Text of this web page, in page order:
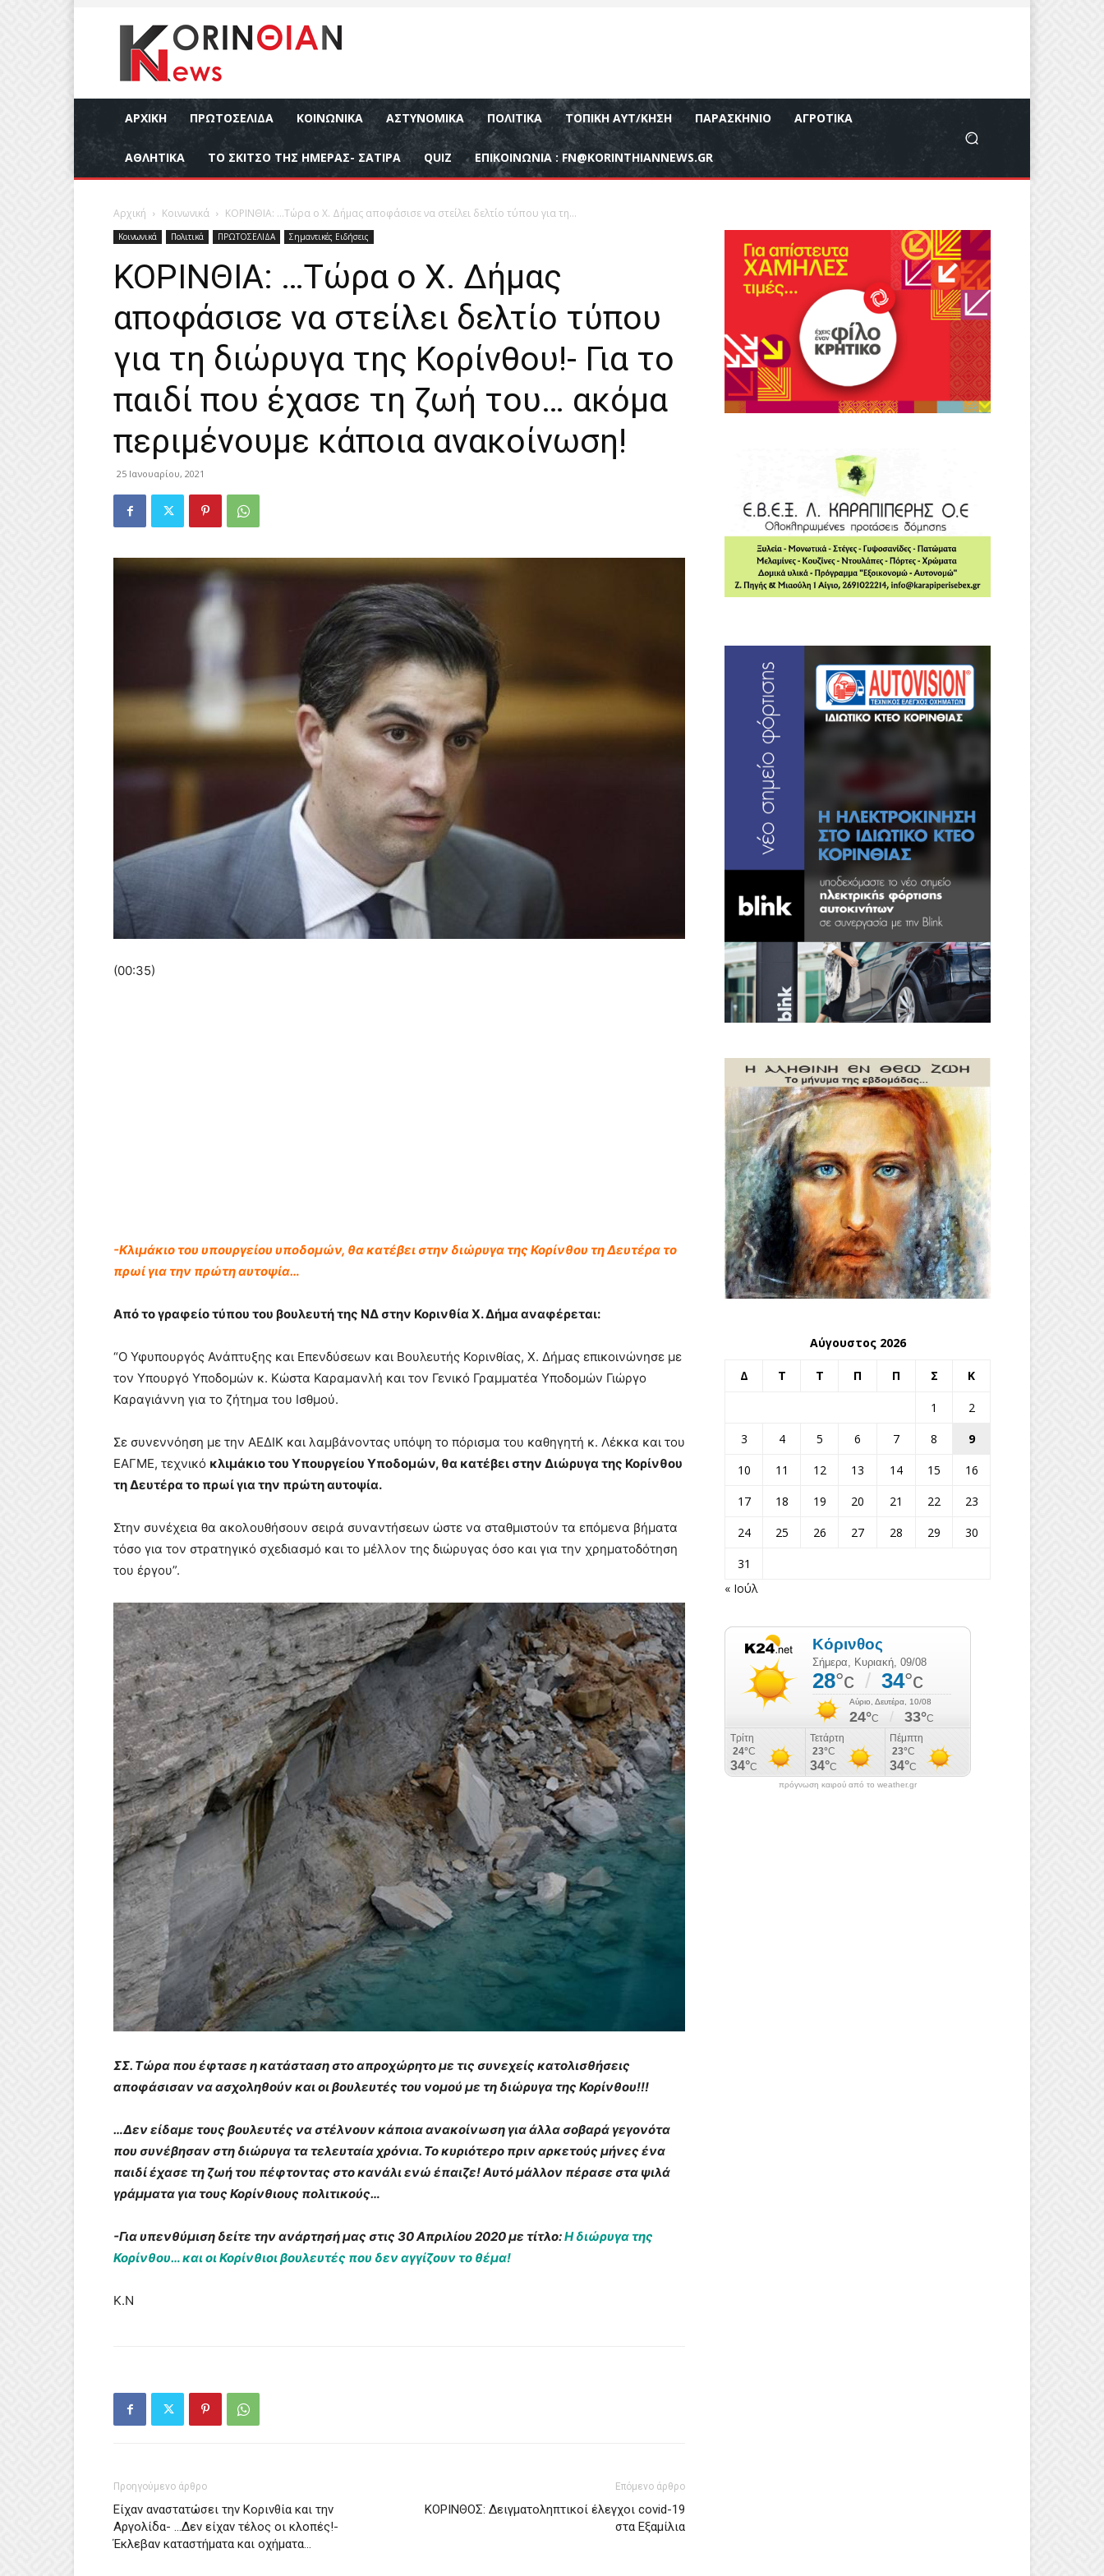
ΑΡΧΙΚΉ ΠΡΩΤΟΣΕΛΙΔΑ ΚΟΙΝΩΝΙΚΆ ΑΣΤΥΝΟΜΙΚΆ ΠΟΛΙΤΙΚΆ ΤΟΠΙΚΉ ΑΥΤ/ΚΗΣΗ ΠΑΡΑΣΚΉΝΙΟ ΑΓΡΟΤΙΚΆ
ΑΘΛΗΤΙΚΆ ΤΟ ΣΚΙΤΣΟ ΤΗΣ ΗΜΕΡΑΣ- ΣΑΤΙΡΑ QUIZ ΕΠΙΚΟΙΝΩΝΊΑ : FN@KORINTHIANNEWS.GR
Αρχική Κοινωνικά ΚΟΡΙΝΘΙΑ: …Τώρα ο Χ. Δήμας αποφάσισε να στείλει δελτίο τύπου για τη...
Κοινωνικά Πολιτικά ΠΡΩΤΟΣΕΛΙΔΑ Σημαντικές Ειδήσεις
ΚΟΡΙΝΘΙΑ: …Τώρα ο Χ. Δήμας
αποφάσισε να στείλει δελτίο τύπου
για τη διώρυγα της Κορίνθου!- Για το
παιδί που έχασε τη ζωή του… ακόμα
περιμένουμε κάποια ανακοίνωση!
25 Ιανουαρίου, 2021
(00:35)
-Κλιμάκιο του υπουργείου υποδομών, θα κατέβει στην διώρυγα της Κορίνθου τη Δευτέρα το
πρωί για την πρώτη αυτοψία…
Από το γραφείο τύπου του βουλευτή της ΝΔ στην Κορινθία Χ. Δήμα αναφέρεται:
“Ο Υφυπουργός Ανάπτυξης και Επενδύσεων και Βουλευτής Κορινθίας, Χ. Δήμας επικοινώνησε με
τον Υπουργό Υποδομών κ. Κώστα Καραμανλή και τον Γενικό Γραμματέα Υποδομών Γιώργο
Καραγιάννη για το ζήτημα του Ισθμού.
Σε συνεννόηση με την ΑΕΔΙΚ και λαμβάνοντας υπόψη το πόρισμα του καθηγητή κ. Λέκκα και του
ΕΑΓΜΕ, τεχνικό κλιμάκιο του Υπουργείου Υποδομών, θα κατέβει στην Διώρυγα της Κορίνθου
τη Δευτέρα το πρωί για την πρώτη αυτοψία.
Στην συνέχεια θα ακολουθήσουν σειρά συναντήσεων ώστε να σταθμιστούν τα επόμενα βήματα
τόσο για τον στρατηγικό σχεδιασμό και το μέλλον της διώρυγας όσο και για την χρηματοδότηση
του έργου”.
ΣΣ. Τώρα που έφτασε η κατάσταση στο απροχώρητο με τις συνεχείς κατολισθήσεις
αποφάσισαν να ασχοληθούν και οι βουλευτές του νομού με τη διώρυγα της Κορίνθου!!!
…Δεν είδαμε τους βουλευτές να στέλνουν κάποια ανακοίνωση για άλλα σοβαρά γεγονότα
που συνέβησαν στη διώρυγα τα τελευταία χρόνια. Το κυριότερο πριν αρκετούς μήνες ένα
παιδί έχασε τη ζωή του πέφτοντας στο κανάλι ενώ έπαιζε! Αυτό μάλλον πέρασε στα ψιλά
γράμματα για τους Κορίνθιους πολιτικούς…
-Για υπενθύμιση δείτε την ανάρτησή μας στις 30 Απριλίου 2020 με τίτλο:Η διώρυγα της
Κορίνθου… και οι Κορίνθιοι βουλευτές που δεν αγγίζουν το θέμα!
Κ.Ν
Προηγούμενο άρθρο
Είχαν αναστατώσει την Κορινθία και την
Αργολίδα- …Δεν είχαν τέλος οι κλοπές!-
Έκλεβαν καταστήματα και οχήματα…
Επόμενο άρθρο
ΚΟΡΙΝΘΟΣ: Δειγματοληπτικοί έλεγχοι covid-19
στα Εξαμίλια
Αύγουστος 2026
Δ Τ Τ Π Π Σ Κ
1
2
3
4 5 6 7 8
9
10
11 12 13 14 15
16
17
18 19 20 21 22
23
24
25 26 27 28 29
30
31
« Ιούλ
πρόγνωση καιρού από το weather.gr